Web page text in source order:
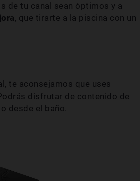
de tu canal sean óptimos y a
, que tirarte a la piscina con un
te aconsejamos que uses
disfrutar de contenido de
desde el baño.